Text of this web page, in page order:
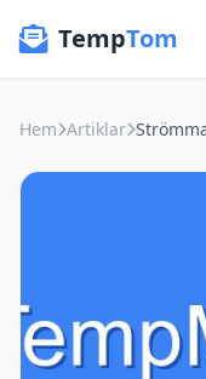
TempTom
Hem Artiklar